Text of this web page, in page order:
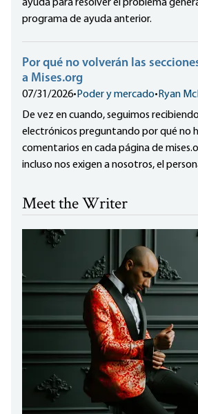
ayuda para resolver el problema
programa de ayuda anterior.
Por qué no volverán las
a Mises.org
07/31/2026• Poder y mercado• Ryan
De vez en cuando, seguimos
electrónicos preguntando por qué no
comentarios en cada página de
incluso nos exigen a nosotros, el
Meet the Writer